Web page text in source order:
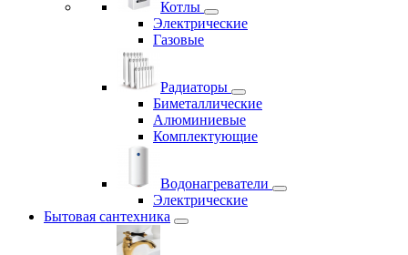
Котлы
Электрические
Газовые
Радиаторы
Биметаллические
Алюминиевые
Комплектующие
Водонагреватели
Электрические
Бытовая сантехника